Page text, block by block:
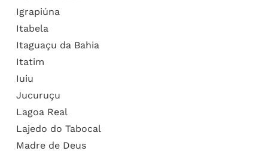
Igrapiúna
Itabela
Itaguaçu da Bahia
Itatim
Iuiu
Jucuruçu
Lagoa Real
Lajedo do Tabocal
Madre de Deus